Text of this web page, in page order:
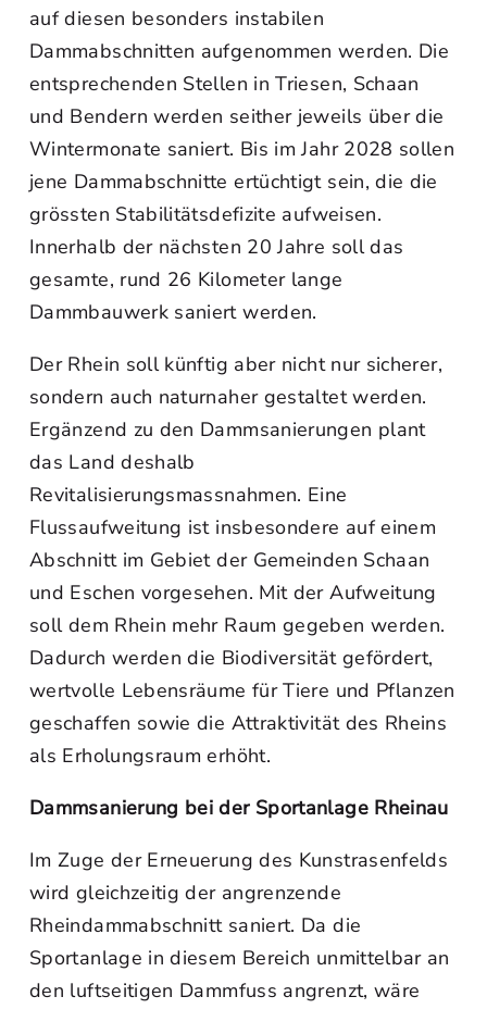
auf diesen besonders instabilen
Dammabschnitten aufgenommen werden. Die
entsprechenden Stellen in Triesen, Schaan
und Bendern werden seither jeweils über die
Wintermonate saniert. Bis im Jahr 2028 sollen
jene Dammabschnitte ertüchtigt sein, die die
grössten Stabilitätsdefizite aufweisen.
Innerhalb der nächsten 20 Jahre soll das
gesamte, rund 26 Kilometer lange
Dammbauwerk saniert werden.
Der Rhein soll künftig aber nicht nur sicherer,
sondern auch naturnaher gestaltet werden.
Ergänzend zu den Dammsanierungen plant
das Land deshalb
Revitalisierungsmassnahmen. Eine
Flussaufweitung ist insbesondere auf einem
Abschnitt im Gebiet der Gemeinden Schaan
und Eschen vorgesehen. Mit der Aufweitung
soll dem Rhein mehr Raum gegeben werden.
Dadurch werden die Biodiversität gefördert,
wertvolle Lebensräume für Tiere und Pflanzen
geschaffen sowie die Attraktivität des Rheins
als Erholungsraum erhöht.
Dammsanierung bei der Sportanlage Rheinau
Im Zuge der Erneuerung des Kunstrasenfelds
wird gleichzeitig der angrenzende
Rheindammabschnitt saniert. Da die
Sportanlage in diesem Bereich unmittelbar an
den luftseitigen Dammfuss angrenzt, wäre